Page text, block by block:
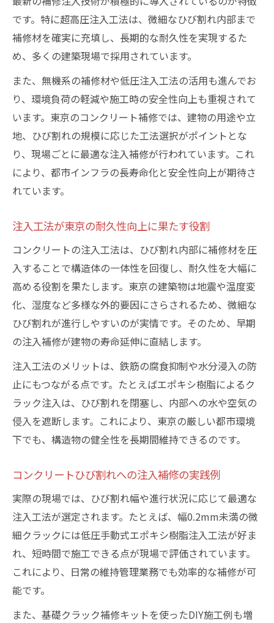
東京でのエポキシ樹脂補修の実践的メリッ
ト
樹脂注入補修で得られる耐久性の向上ポイ
ント
コンクリートの耐久性を高める補修工法の極意
東京のコンクリート耐久性向上補修の基本
知識
ひび割れ抑止に効くコンクリート補修注入
法
注入工法で実現する補修の長寿命化ポイン
ト
コンクリート補修基準に沿った注入法の実
践
注入補修を選ぶなら知っておきたい東京の最新
事情
東京で主流のコンクリート注入補修工法と
補修工法の違いと東京の選択基準を解説
ひび割れ注入補修の最新動向と選択ポイン
ト
東京で注目される補修キットの特徴と使い
注入材の選び方で変わる補修の仕上がり
低圧注入工法で守るコンクリートの未来
低圧注入工法が東京のコンクリート補修に
最適な訳
ひび割れ抑制に有効な低圧注入の具体的手
順
イント
です。特に超高圧注入工法は、微細なひび割れ内部まで
補修材を確実に充填し、長期的な耐久性を実現するた
め、多くの建築現場で採用されています。
また、無機系の補修材や低圧注入工法の活用も進んでお
り、環境負荷の軽減や施工時の安全性向上も重視されて
います。東京のコンクリート補修では、建物の用途や立
地、ひび割れの規模に応じた工法選択がポイントとな
り、現場ごとに最適な注入補修が行われています。これ
により、都市インフラの長寿命化と安全性向上が期待さ
れています。
注入工法が東京の耐久性向上に果たす役割
コンクリートの注入工法は、ひび割れ内部に補修材を圧
入することで構造体の一体性を回復し、耐久性を大幅に
高める役割を果たします。東京の建築物は地震や温度変
化、湿度など多様な外的要因にさらされるため、微細な
ひび割れが進行しやすいのが実情です。そのため、早期
の注入補修が建物の寿命延伸に直結します。
注入工法のメリットは、鉄筋の腐食抑制や水分浸入の防
止にもつながる点です。たとえばエポキシ樹脂によるク
ラック注入は、ひび割れを閉塞し、内部への水や空気の
侵入を遮断します。これにより、東京の厳しい都市環境
下でも、構造物の健全性を長期間維持できるのです。
コンクリートひび割れへの注入補修の実践例
実際の現場では、ひび割れ幅や進行状況に応じて最適な
注入工法が選定されます。たとえば、幅0.2mm未満の微
細クラックには低圧手動式エポキシ樹脂注入工法が好ま
れ、短時間で施工できる点が現場で評価されています。
これにより、日常の維持管理業務でも効率的な補修が可
能です。
また、基礎クラック補修キットを使ったDIY施工例も増